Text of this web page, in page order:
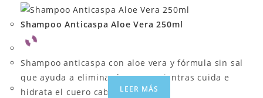
Shampoo Anticaspa Aloe Vera 250ml
Shampoo anticaspa con aloe vera y fórmula sin sal
que ayuda a eliminar la caspa mientras cuida e
hidrata el cuero cabelludo.LEER MÁS